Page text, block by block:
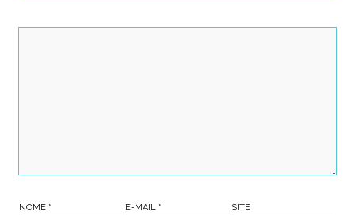
NOME * E-MAIL* SITE